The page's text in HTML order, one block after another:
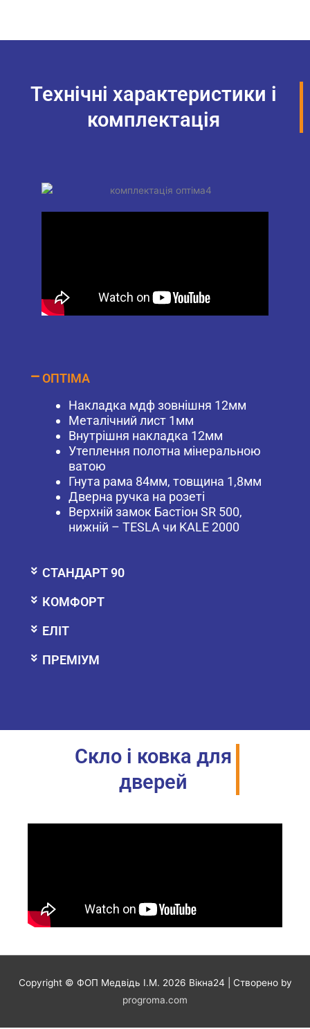
Технічні характеристики і
комплектація
ОПТІМА
Накладка мдф зовнішня 12мм
Металічний лист 1мм
Внутрішня накладка 12мм
Утеплення полотна мінеральною
ватою
Гнута рама 84мм, товщина 1,8мм
Дверна ручка на розеті
Верхній замок Бастіон SR 500,
нижній – TESLA чи KALE 2000
СТАНДАРТ 90
КОМФОРТ
ЕЛІТ
ПРЕМІУМ
Скло і ковка для
дверей
Copyright © ФОП Медвідь І.М. 2026 Вікна24 | Створено by
progroma.com